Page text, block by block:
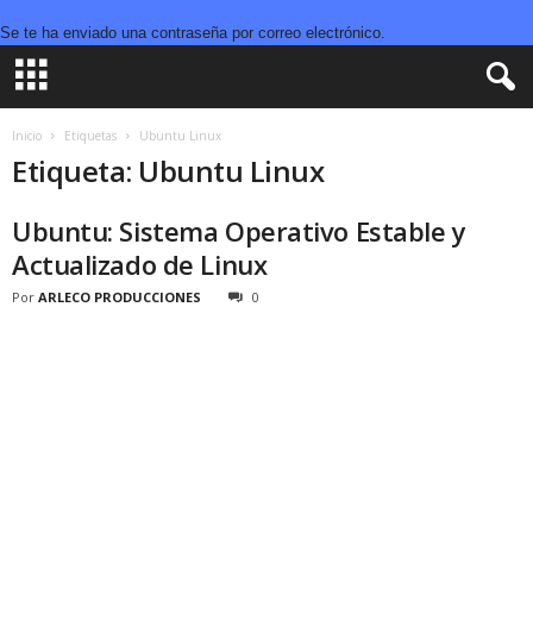
Se te ha enviado una contraseña por correo electrónico.
Inicio Etiquetas Ubuntu Linux
Etiqueta: Ubuntu Linux
Ubuntu: Sistema Operativo Estable y
Actualizado de Linux
Por ARLECO PRODUCCIONES 0